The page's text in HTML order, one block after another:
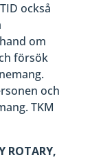
också
om
försök
och
TKM